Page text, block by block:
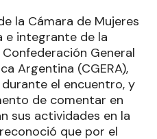
la Cámara de Mujeres
e integrante de la
General
Argentina (CGERA),
el encuentro, y
de comentar en
sus actividades en la
que por el